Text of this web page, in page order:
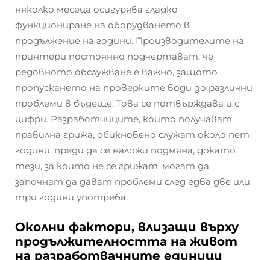
няколко месеца осигурява гладко
функциониране на оборудването в
продължение на години. Производителите на
принтери постоянно подчертават, че
редовното обслужване е важно, защото
пропускането на проверките води до различни
проблеми в бъдеще. Това се потвърждава и с
цифри. Разработчиците, които получават
правилна грижа, обикновено служат около пет
години, преди да се наложи подмяна, докато
тези, за които не се грижат, могат да
започнат да дават проблеми след едва две или
три години употреба.
Околни фактори, влизащи върху
продължителността на живот
на разработвачните единици